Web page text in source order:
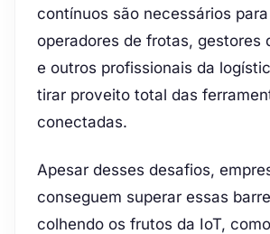
contínuos são necessários
operadores de frotas, gestores
e outros profissionais da
tirar proveito total das
conectadas.
Apesar desses desafios,
conseguem superar essas
colhendo os frutos da IoT,